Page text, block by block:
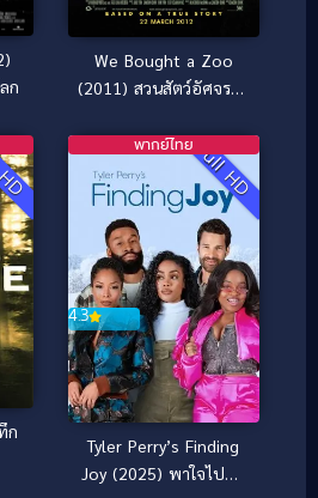
ก
We Bought a Zoo
(2011) สวนสัตว์อัศจรรย์
ก
Full HD
4.3
พากย์ไทย
Tyler Perry’s Finding
Joy (2025) พาใจไปหา